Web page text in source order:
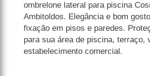
ombrelone lateral para piscina
Ambitoldos. Elegância e bom
fixação em pisos e paredes.
para sua área de piscina, terraço,
estabelecimento comercial.